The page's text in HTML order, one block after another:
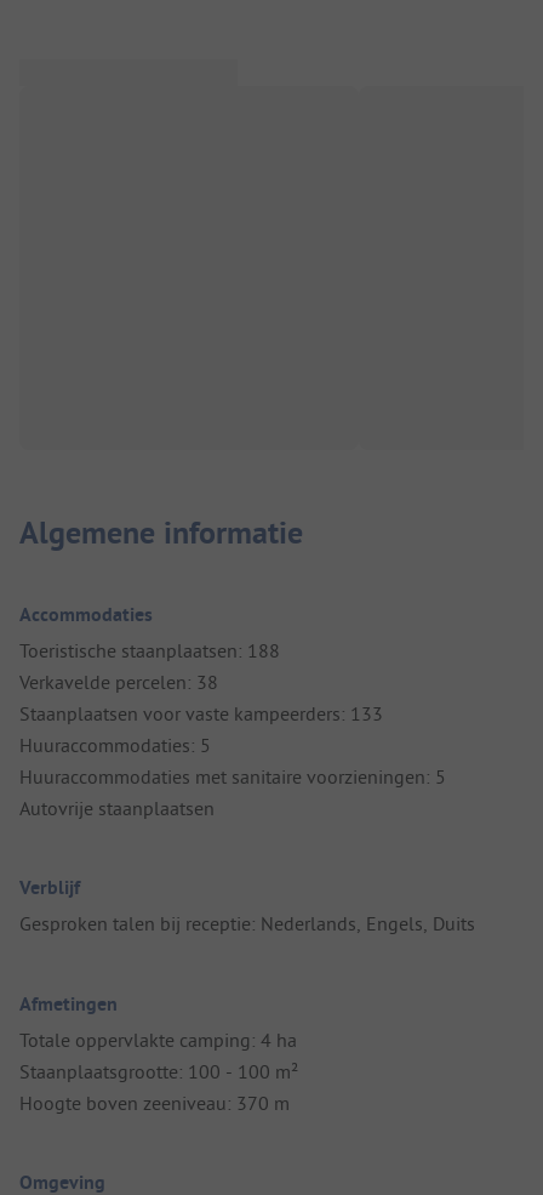
Algemene informatie
Accommodaties
Toeristische staanplaatsen: 188
Verkavelde percelen: 38
Staanplaatsen voor vaste kampeerders: 133
Huuraccommodaties: 5
Huuraccommodaties met sanitaire voorzieningen: 5
Autovrije staanplaatsen
Verblijf
Gesproken talen bij receptie: Nederlands, Engels, Duits
Afmetingen
Totale oppervlakte camping: 4 ha
Staanplaatsgrootte: 100 - 100 m²
Hoogte boven zeeniveau: 370 m
Omgeving